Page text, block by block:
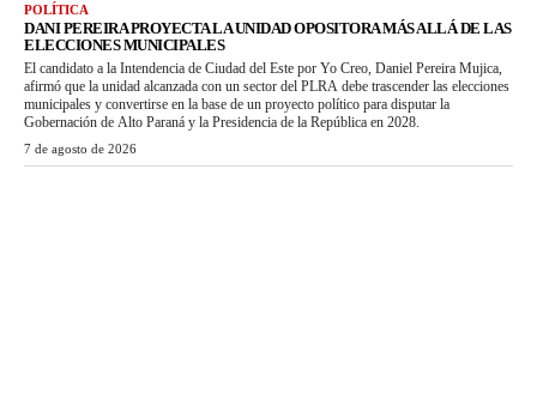
POLÍTICA
DANI PEREIRA PROYECTA LA UNIDAD OPOSITORA MÁS ALLÁ DE LAS
ELECCIONES MUNICIPALES
El candidato a la Intendencia de Ciudad del Este por Yo Creo, Daniel Pereira Mujica,
afirmó que la unidad alcanzada con un sector del PLRA debe trascender las elecciones
municipales y convertirse en la base de un proyecto político para disputar la
Gobernación de Alto Paraná y la Presidencia de la República en 2028.
7 de agosto de 2026